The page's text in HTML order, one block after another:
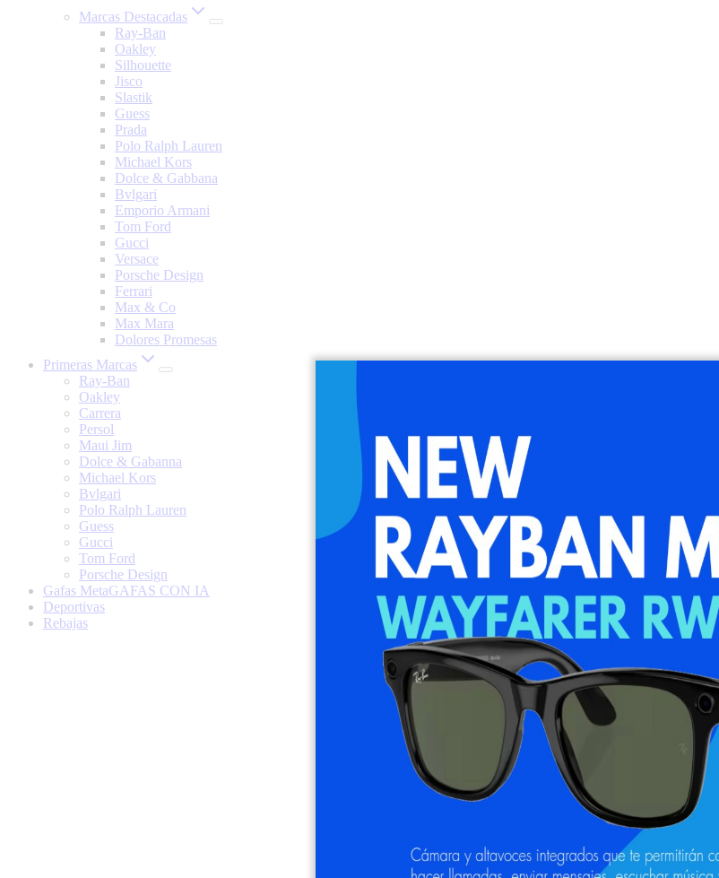
Marcas Destacadas
Ray-Ban
Oakley
Silhouette
Jisco
Slastik
Guess
Prada
Polo Ralph Lauren
Michael Kors
Dolce & Gabbana
Bvlgari
Emporio Armani
Tom Ford
Gucci
Versace
Porsche Design
Ferrari
Max & Co
Max Mara
Dolores Promesas
Primeras Marcas
Ray-Ban
Oakley
Carrera
Persol
Maui Jim
Dolce & Gabanna
Michael Kors
Bvlgari
Polo Ralph Lauren
Guess
Gucci
Tom Ford
Porsche Design
Gafas MetaGAFAS CON IA
Deportivas
Rebajas